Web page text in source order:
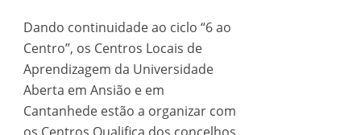
Dando continuidade ao ciclo “6 ao
Centro”, os Centros Locais de
Aprendizagem da Universidade
Aberta em Ansião e em
Cantanhede estão a organizar com